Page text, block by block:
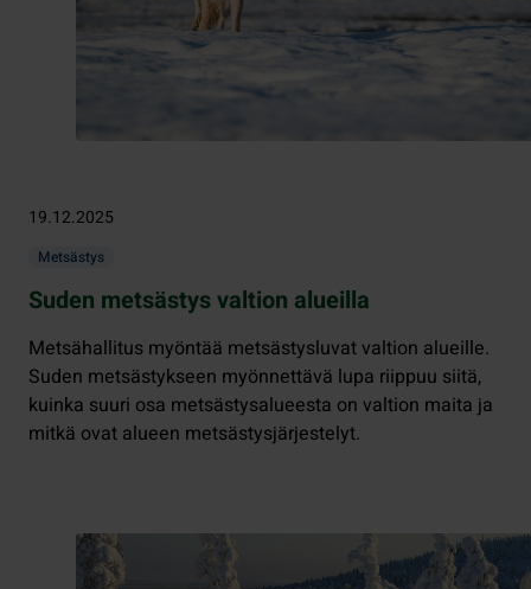
19.12.2025
Metsästys
Suden metsästys valtion alueilla
Metsähallitus myöntää metsästysluvat valtion alueille.
Suden metsästykseen myönnettävä lupa riippuu siitä,
kuinka suuri osa metsästysalueesta on valtion maita ja
mitkä ovat alueen metsästysjärjestelyt.